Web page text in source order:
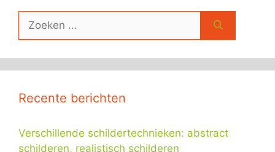
naar:
Recente berichten
Verschillende schildertechnieken: abstract
schilderen, realistisch schilderen